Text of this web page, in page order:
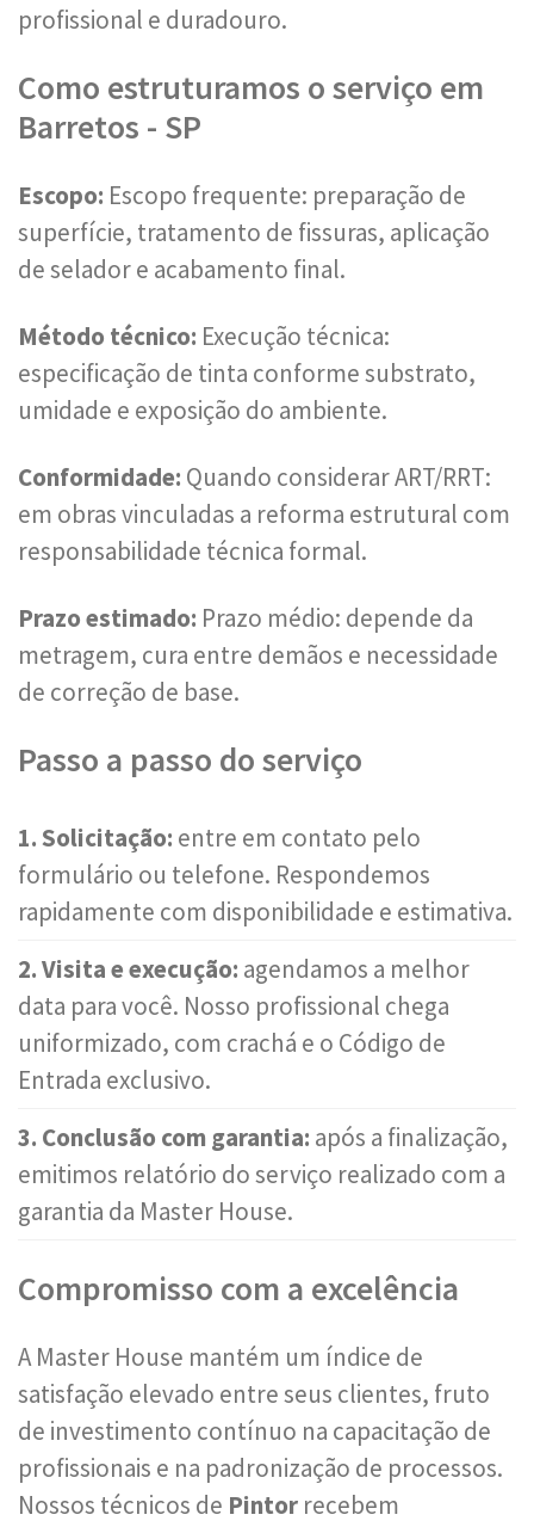
profissional e duradouro.
Como estruturamos o serviço em
Barretos - SP
Escopo: Escopo frequente: preparação de
superfície, tratamento de fissuras, aplicação
de selador e acabamento final.
Método técnico: Execução técnica:
especificação de tinta conforme substrato,
umidade e exposição do ambiente.
Conformidade: Quando considerar ART/RRT:
em obras vinculadas a reforma estrutural com
responsabilidade técnica formal.
Prazo estimado: Prazo médio: depende da
metragem, cura entre demãos e necessidade
de correção de base.
Passo a passo do serviço
1. Solicitação: entre em contato pelo
formulário ou telefone. Respondemos
rapidamente com disponibilidade e estimativa.
2. Visita e execução: agendamos a melhor
data para você. Nosso profissional chega
uniformizado, com crachá e o Código de
Entrada exclusivo.
3. Conclusão com garantia: após a finalização,
emitimos relatório do serviço realizado com a
garantia da Master House.
Compromisso com a excelência
A Master House mantém um índice de
satisfação elevado entre seus clientes, fruto
de investimento contínuo na capacitação de
profissionais e na padronização de processos.
Nossos técnicos de Pintor recebem